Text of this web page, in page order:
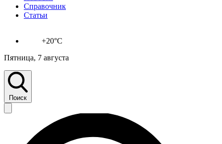
Справочник
Статьи
+20°C
Пятница, 7 августа
Поиск